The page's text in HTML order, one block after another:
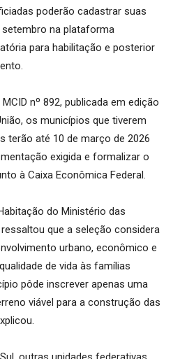
poderão cadastrar suas
na plataforma
para habilitação e posterior
nº 892, publicada em edição
os municípios que tiverem
terão até 10 de março de 2026
exigida e formalizar o
à Caixa Econômica Federal.
do Ministério das
que a seleção considera
urbano, econômico e
de vida às famílias
pôde inscrever apenas uma
viável para a construção das